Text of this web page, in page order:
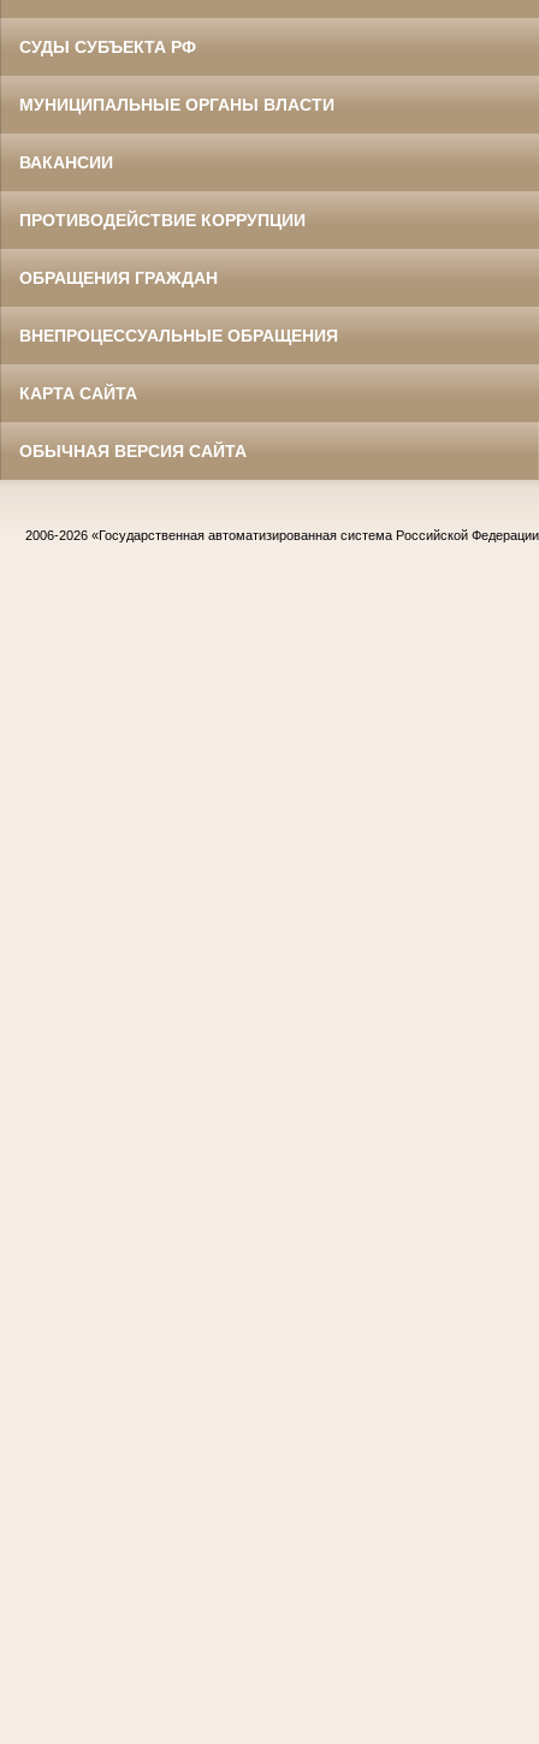
СУДЫ СУБЪЕКТА РФ
МУНИЦИПАЛЬНЫЕ ОРГАНЫ ВЛАСТИ
ВАКАНСИИ
ПРОТИВОДЕЙСТВИЕ КОРРУПЦИИ
ОБРАЩЕНИЯ ГРАЖДАН
ВНЕПРОЦЕССУАЛЬНЫЕ ОБРАЩЕНИЯ
КАРТА САЙТА
ОБЫЧНАЯ ВЕРСИЯ САЙТА
2006-2026 «Государственная автоматизированная система Российской